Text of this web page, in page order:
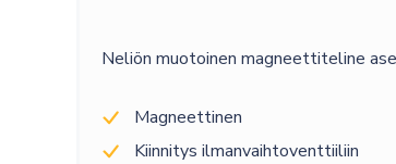
Neliön muotoinen magneettiteline
Magneettinen
Kiinnitys ilmanvaihtoventtiiliin